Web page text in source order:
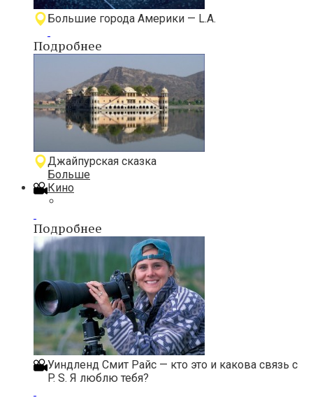
Большие города Америки — L.A.
Подробнее
Джайпурская сказка
Больше
Кино
Подробнее
Уиндленд Смит Райс — кто это и какова связь с
P. S. Я люблю тебя?